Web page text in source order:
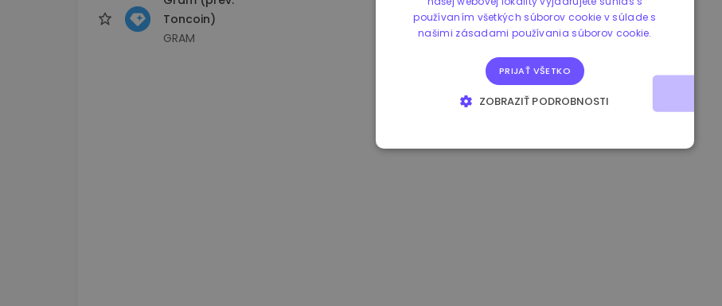
Toncoin)
GRAM
1.190000 € -2.10% 3.3B €
používaním všetkých súborov cookie v súlade s
našimi zásadami používania súborov cookie.
PRIJAŤ VŠETKO
ZOBRAZIŤ PODROBNOSTI